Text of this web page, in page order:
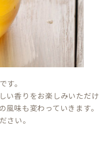
す。
い香りをお楽しみいただ
味も変わっていきます。
さい。